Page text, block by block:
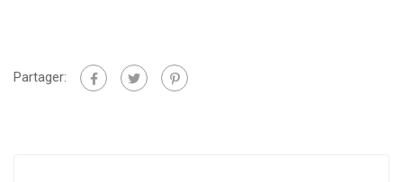
Partager: